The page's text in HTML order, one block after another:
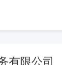
有限公司